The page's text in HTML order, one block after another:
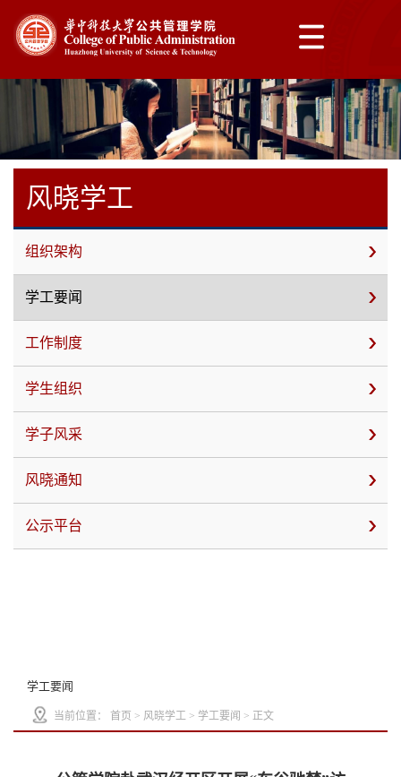
风晓学工
组织架构
学工要闻
工作制度
学生组织
学子风采
风晓通知
公示平台
学工要闻
当前位置： 首页 > 风晓学工 > 学工要闻 > 正文